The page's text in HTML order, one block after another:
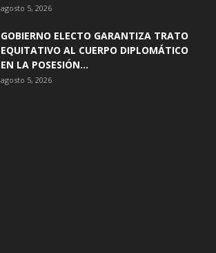
agosto 5, 2026
GOBIERNO ELECTO GARANTIZA TRATO
EQUITATIVO AL CUERPO DIPLOMÁTICO
EN LA POSESIÓN...
agosto 5, 2026